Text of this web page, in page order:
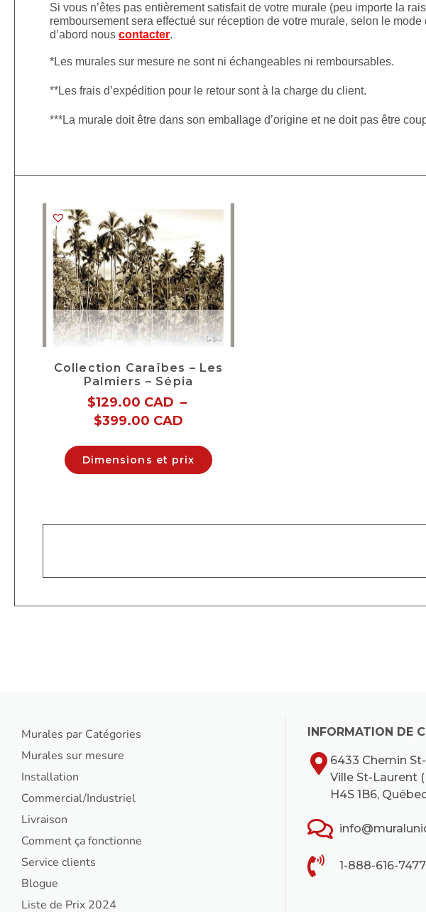
Si vous n’êtes pas entièrement satisfait de votre murale (peu importe la
remboursement sera effectué sur réception de votre murale, selon le
d’abord nouscontacter.
*Les murales sur mesure ne sont ni échangeables ni remboursables.
**Les frais d’expédition pour le retour sont à la charge du client.
***La murale doit être dans son emballage d’origine et ne doit pas être
Collection Caraïbes – Les
Palmiers – Sépia
$129.00 CAD –
$399.00 CAD
Dimensions et prix
Murales par Catégories
Murales sur mesure
Installation
Commercial/Industriel
Livraison
Comment ça fonctionne
Service clients
Blogue
Liste de Prix 2024
INFORMATION DE
6433 Chemin
Ville St-Laurent
H4S 1B6,
1-888-616-7477